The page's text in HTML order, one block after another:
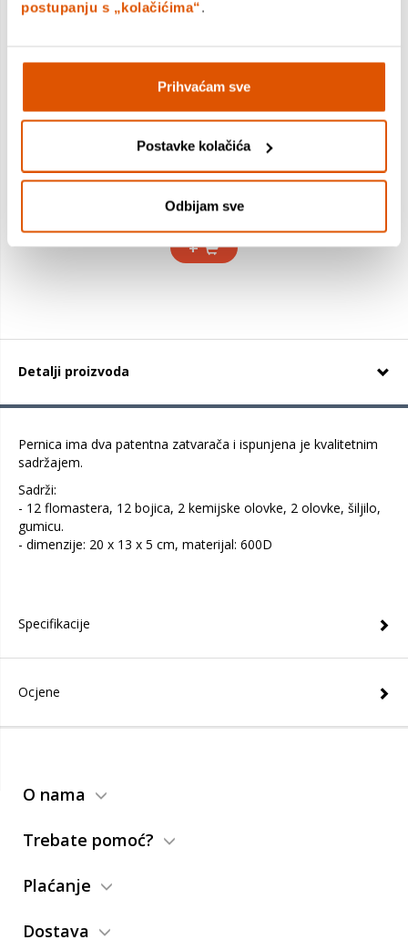
postupanju s „kolačićima“.
Prihvaćam sve
Postavke kolačića
Odbijam sve
0,79 €
0,45 €
+
Detalji proizvoda
Pernica ima dva patentna zatvarača i ispunjena je kvalitetnim
sadržajem.
Sadrži:
- 12 flomastera, 12 bojica, 2 kemijske olovke, 2 olovke, šiljilo,
gumicu.
- dimenzije: 20 x 13 x 5 cm, materijal: 600D
Specifikacije
Ocjene
O nama
Trebate pomoć?
Plaćanje
Dostava